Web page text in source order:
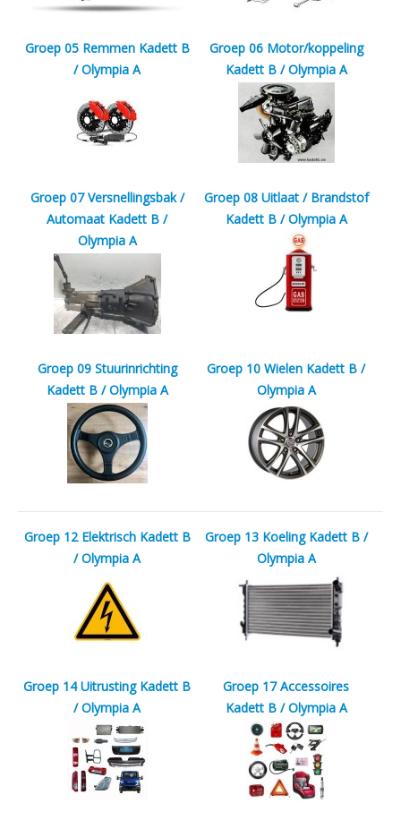
Groep 05 Remmen Kadett B
/ Olympia A
Groep 06 Motor/koppeling
Kadett B / Olympia A
Groep 07 Versnellingsbak /
Automaat Kadett B /
Olympia A
Groep 08 Uitlaat / Brandstof
Kadett B / Olympia A
Groep 09 Stuurinrichting
Kadett B / Olympia A
Groep 10 Wielen Kadett B /
Olympia A
Groep 12 Elektrisch Kadett B
/ Olympia A
Groep 13 Koeling Kadett B /
Olympia A
Groep 14 Uitrusting Kadett B
/ Olympia A
Groep 17 Accessoires
Kadett B / Olympia A